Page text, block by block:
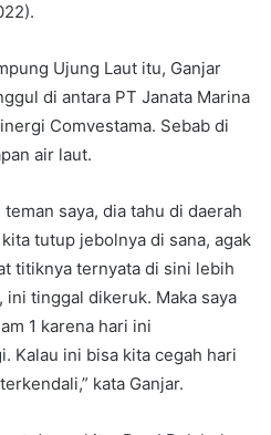
Ujung Laut itu, Ganjar
di antara PT Janata Marina
Comvestama. Sebab di
air laut.
saya, dia tahu di daerah
tutup jebolnya di sana, agak
titiknya ternyata di sini lebih
ini tinggal dikeruk. Maka saya
1 karena hari ini
Kalau ini bisa kita cegah hari
kata Ganjar.